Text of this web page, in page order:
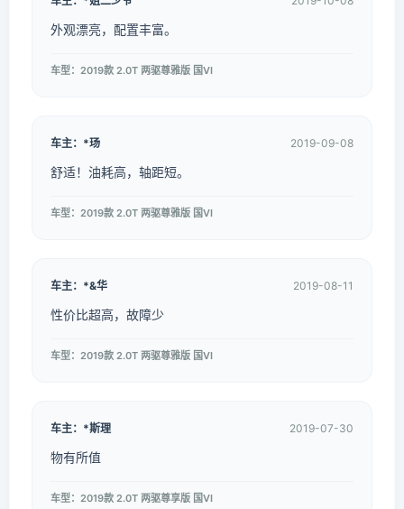
外观漂亮，配置丰富。
车型：2019款 2.0T 两驱尊雅版 国VI
车主：*玚 2019-09-08
舒适！油耗高，轴距短。
车型：2019款 2.0T 两驱尊雅版 国VI
车主：*&华 2019-08-11
性价比超高，故障少
车型：2019款 2.0T 两驱尊雅版 国VI
车主：*斯理 2019-07-30
物有所值
车型：2019款 2.0T 两驱尊享版 国VI